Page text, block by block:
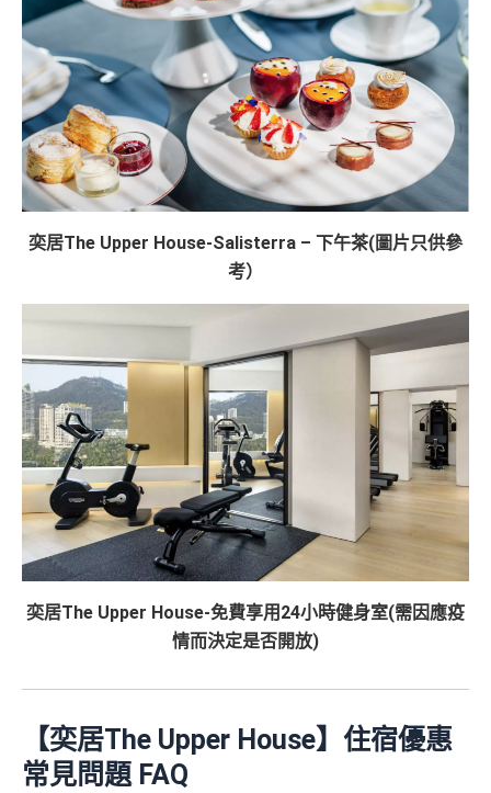
奕居The Upper House-Salisterra – 下午茶(圖片只供參
考）
奕居The Upper House-免費享用24小時健身室(需因應疫
情而決定是否開放)
【奕居The Upper House】住宿優惠
常見問題 FAQ